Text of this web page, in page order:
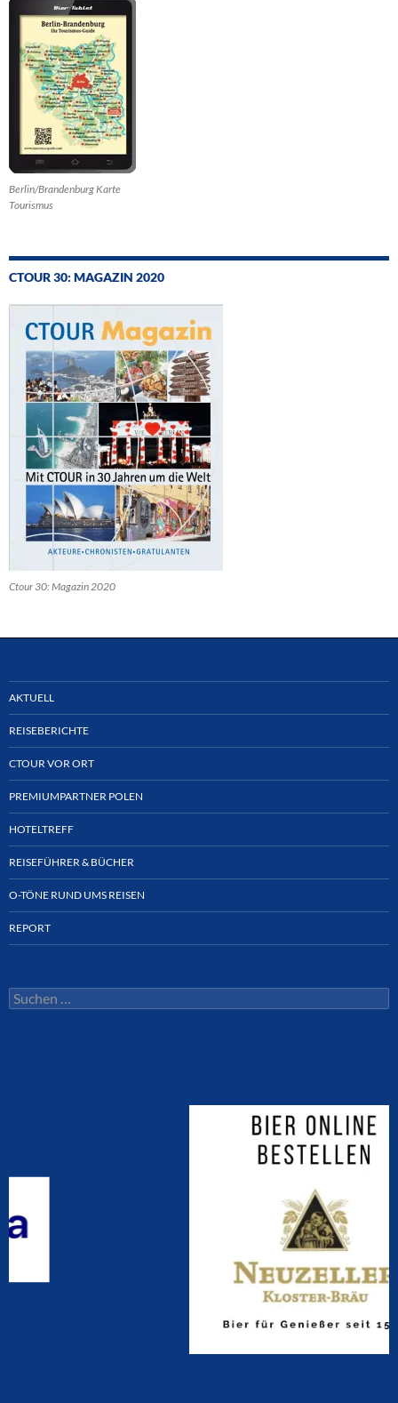
Berlin/Brandenburg Karte
Tourismus
CTOUR 30: MAGAZIN 2020
Ctour 30: Magazin 2020
AKTUELL
REISEBERICHTE
CTOUR VOR ORT
PREMIUMPARTNER POLEN
HOTELTREFF
REISEFÜHRER & BÜCHER
O-TÖNE RUND UMS REISEN
REPORT
Suchen
nach: